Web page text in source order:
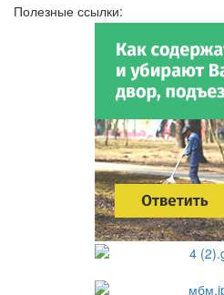
Полезные ссылки: